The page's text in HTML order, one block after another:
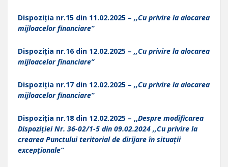
Dispoziția nr.15 din 11.02.2025 – ,,Cu privire la alocarea
mijloacelor financiare”
Dispoziția nr.16 din 12.02.2025 – ,,Cu privire la alocarea
mijloacelor financiare”
Dispoziția nr.17 din 12.02.2025 – ,,Cu privire la alocarea
mijloacelor financiare”
Dispoziția nr.18 din 12.02.2025 – ,,Despre modificarea
Dispoziției Nr. 36-02/1-5 din 09.02.2024 ,,Cu privire la
crearea Punctului teritorial de dirijare în situații
excepționale”